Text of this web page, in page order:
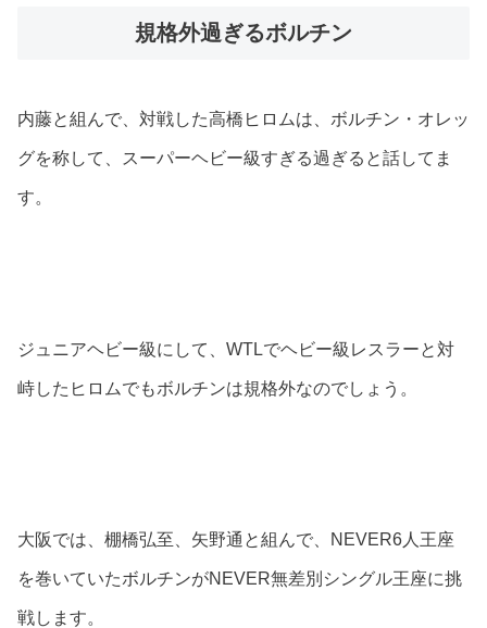
規格外過ぎるボルチン
内藤と組んで、対戦した高橋ヒロムは、ボルチン・オレッ
グを称して、スーパーヘビー級すぎる過ぎると話してま
す。
ジュニアヘビー級にして、WTLでヘビー級レスラーと対
峙したヒロムでもボルチンは規格外なのでしょう。
大阪では、棚橋弘至、矢野通と組んで、NEVER6人王座
を巻いていたボルチンがNEVER無差別シングル王座に挑
戦します。